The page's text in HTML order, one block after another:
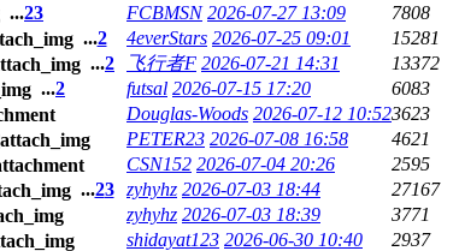
...23 FCBMSN 2026-07-27 13:09
7808
...2 4everStars 2026-07-25 09:01
15281
...2 飞行者F 2026-07-21 14:31
13372
...2 futsal 2026-07-15 17:20
6083
Douglas-Woods 2026-07-12 10:523623
PETER23 2026-07-08 16:58
4621
CSN152 2026-07-04 20:26
2595
...23 zyhyhz 2026-07-03 18:44
27167
zyhyhz 2026-07-03 18:39
3771
shidayat123 2026-06-30 10:40
2937